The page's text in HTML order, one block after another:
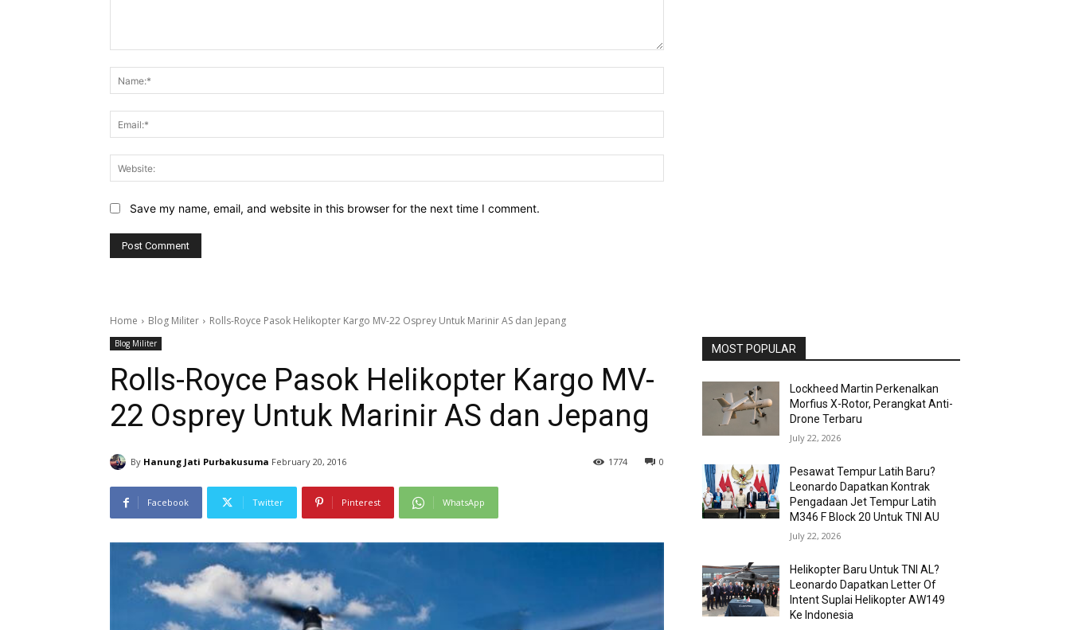
Save my name, email, and website in this browser for the next time I comment.